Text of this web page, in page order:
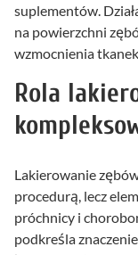
suplementów.
na powierzchni
wzmocnienia
Rola
Lakierowanie
procedurą, lecz
próchnicy i
podkreśla